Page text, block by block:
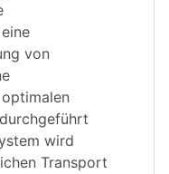
von
wird
Transport